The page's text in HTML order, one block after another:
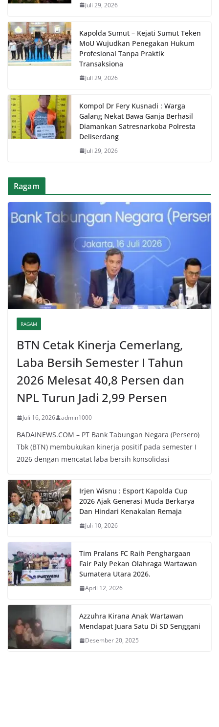
Juli 29, 2026
Kapolda Sumut – Kejati Sumut Teken
MoU Wujudkan Penegakan Hukum
Profesional Tanpa Praktik
Transaksiona
Juli 29, 2026
Kompol Dr Fery Kusnadi : Warga
Galang Nekat Bawa Ganja Berhasil
Diamankan Satresnarkoba Polresta
Deliserdang
Juli 29, 2026
Ragam
RAGAM
BTN Cetak Kinerja Cemerlang,
Laba Bersih Semester I Tahun
2026 Melesat 40,8 Persen dan
NPL Turun Jadi 2,99 Persen
Juli 16, 2026 admin1000
BADAINEWS.COM – PT Bank Tabungan Negara (Persero)
Tbk (BTN) membukukan kinerja positif pada semester I
2026 dengan mencatat laba bersih konsolidasi
Irjen Wisnu : Esport Kapolda Cup
2026 Ajak Generasi Muda Berkarya
Dan Hindari Kenakalan Remaja
Juli 10, 2026
Tim Pralans FC Raih Penghargaan
Fair Paly Pekan Olahraga Wartawan
Sumatera Utara 2026.
April 12, 2026
Azzuhra Kirana Anak Wartawan
Mendapat Juara Satu Di SD Senggani
Desember 20, 2025